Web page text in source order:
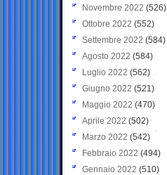
Novembre 2022 (526)
Ottobre 2022 (552)
Settembre 2022 (584)
Agosto 2022 (584)
Luglio 2022 (562)
Giugno 2022 (521)
Maggio 2022 (470)
Aprile 2022 (502)
Marzo 2022 (542)
Febbraio 2022 (494)
Gennaio 2022 (510)